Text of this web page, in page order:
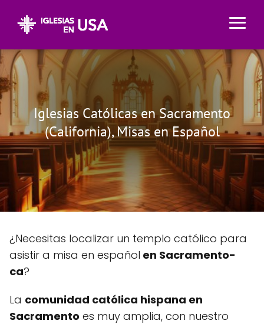
Iglesias Católicas en Sacramento
(California), Misas en Español
¿Necesitas localizar un templo católico para
asistir a misa en español en Sacramento-
ca?
La comunidad católica hispana en
Sacramento es muy amplia, con nuestro